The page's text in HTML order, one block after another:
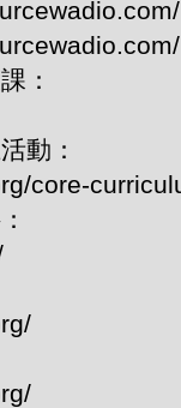
：
動：
core-